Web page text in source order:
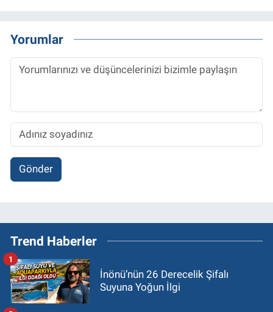
Yorumlar
Gönder
Trend Haberler
İnönü’nün 26 Derecelik Şifalı
Suyuna Yoğun İlgi
1